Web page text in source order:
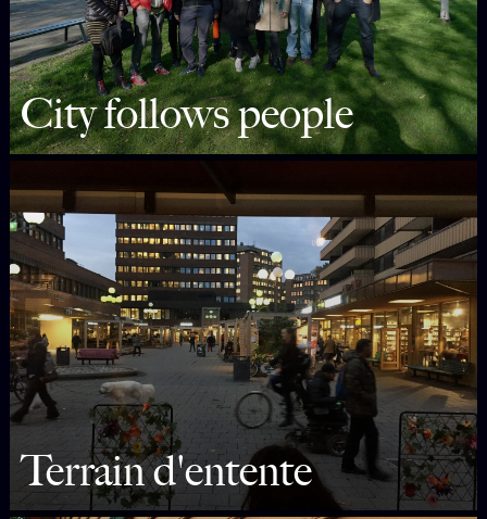
City follows people
Terrain d'entente